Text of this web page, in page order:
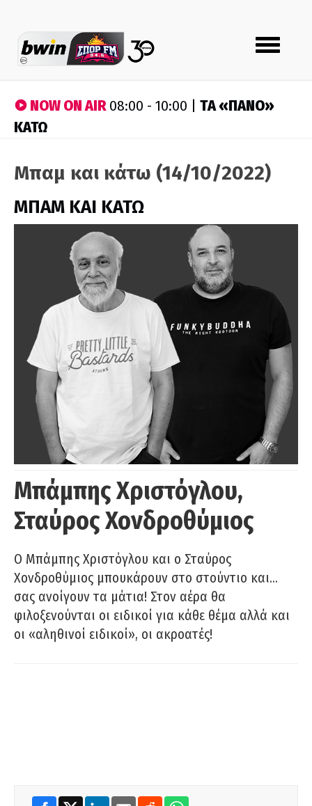
Toggle
navigation
NOW ON AIR08:00 - 10:00 | ΤA «ΠΑΝΟ»
ΚΑΤΩ
Μπαμ και κάτω (14/10/2022)
ΜΠΑΜ ΚΑΙ ΚΑΤΩ
Μπάμπης Χριστόγλου,
Σταύρος Χονδροθύμιος
O Μπάμπης Χριστόγλου και ο Σταύρος
Χονδροθύμιος μπουκάρουν στο στούντιο και…
σας ανοίγουν τα μάτια! Στον αέρα θα
φιλοξενούνται οι ειδικοί για κάθε θέμα αλλά και
οι «αληθινοί ειδικοί», οι ακροατές!